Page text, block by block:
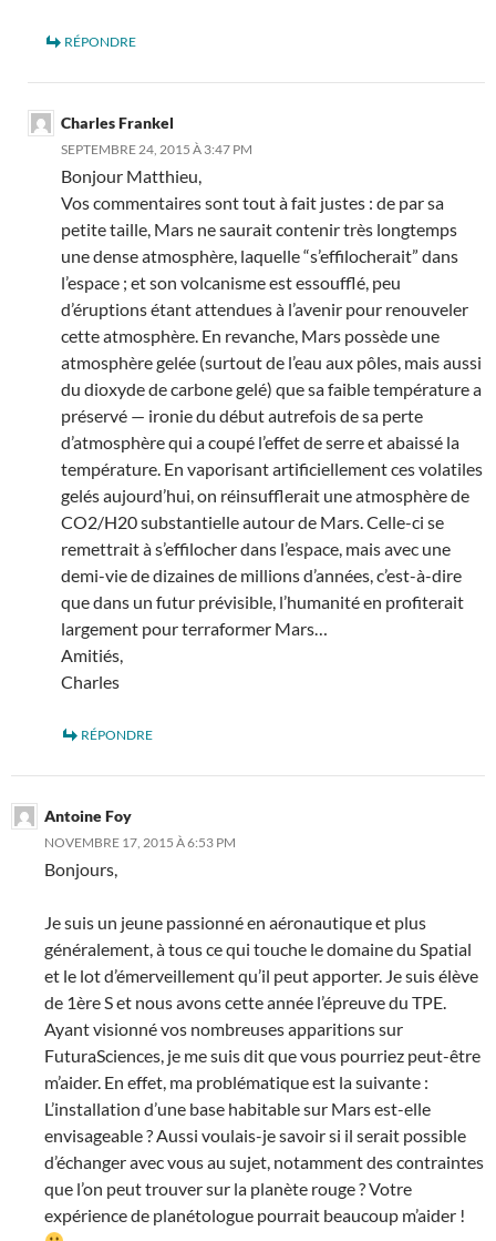
RÉPONDRE
Charles Frankel
SEPTEMBRE 24, 2015 À 3:47 PM
Bonjour Matthieu,
Vos commentaires sont tout à fait justes : de par sa
petite taille, Mars ne saurait contenir très longtemps
une dense atmosphère, laquelle “s’effilocherait” dans
l’espace ; et son volcanisme est essoufflé, peu
d’éruptions étant attendues à l’avenir pour renouveler
cette atmosphère. En revanche, Mars possède une
atmosphère gelée (surtout de l’eau aux pôles, mais aussi
du dioxyde de carbone gelé) que sa faible température a
préservé — ironie du début autrefois de sa perte
d’atmosphère qui a coupé l’effet de serre et abaissé la
température. En vaporisant artificiellement ces volatiles
gelés aujourd’hui, on réinsufflerait une atmosphère de
CO2/H20 substantielle autour de Mars. Celle-ci se
remettrait à s’effilocher dans l’espace, mais avec une
demi-vie de dizaines de millions d’années, c’est-à-dire
que dans un futur prévisible, l’humanité en profiterait
largement pour terraformer Mars…
Amitiés,
Charles
RÉPONDRE
Antoine Foy
NOVEMBRE 17, 2015 À 6:53 PM
Bonjours,
Je suis un jeune passionné en aéronautique et plus
généralement, à tous ce qui touche le domaine du Spatial
et le lot d’émerveillement qu’il peut apporter. Je suis élève
de 1ère S et nous avons cette année l’épreuve du TPE.
Ayant visionné vos nombreuses apparitions sur
FuturaSciences, je me suis dit que vous pourriez peut-être
m’aider. En effet, ma problématique est la suivante :
L’installation d’une base habitable sur Mars est-elle
envisageable ? Aussi voulais-je savoir si il serait possible
d’échanger avec vous au sujet, notamment des contraintes
que l’on peut trouver sur la planète rouge ? Votre
expérience de planétologue pourrait beaucoup m’aider !